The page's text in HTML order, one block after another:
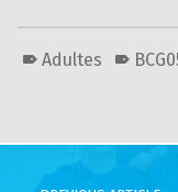
Adultes
Post navigation